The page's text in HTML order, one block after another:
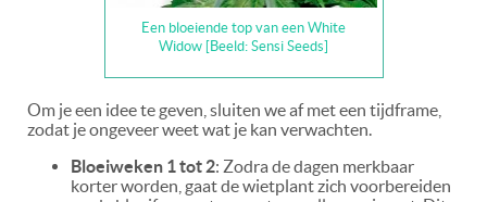
Een bloeiende top van een White
Widow [Beeld: Sensi Seeds]
Om je een idee te geven, sluiten we af met een tijdframe,
zodat je ongeveer weet wat je kan verwachten.
Bloeiweken 1 tot 2: Zodra de dagen merkbaar
korter worden, gaat de wietplant zich voorbereiden